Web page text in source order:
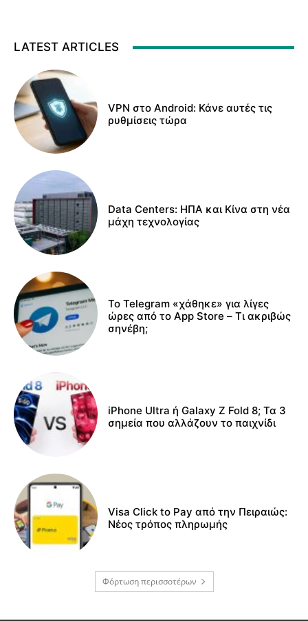
LATEST ARTICLES
VPN στο Android: Κάνε αυτές τις
ρυθμίσεις τώρα
Data Centers: ΗΠΑ και Κίνα στη νέα
μάχη τεχνολογίας
Το Telegram «χάθηκε» για λίγες
ώρες από το App Store – Τι ακριβώς
σηνέβη;
iPhone Ultra ή Galaxy Z Fold 8; Τα 3
σημεία που αλλάζουν το παιχνίδι
Visa Click to Pay από την Πειραιώς:
Νέος τρόπος πληρωμής
Φόρτωση περισσοτέρων